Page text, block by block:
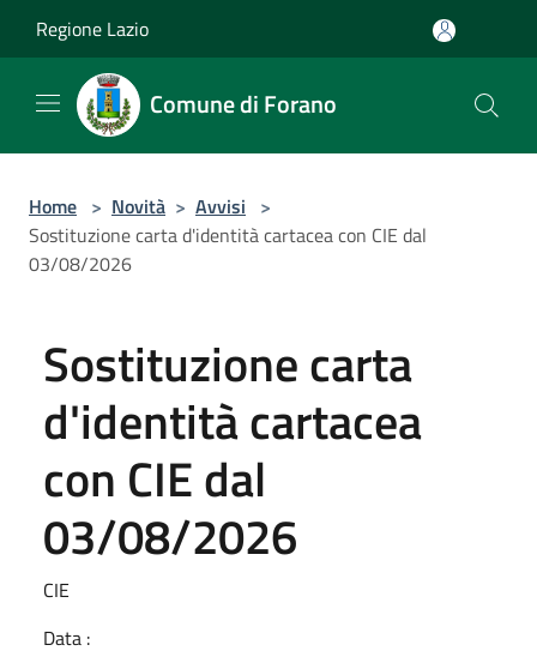
Regione Lazio
Comune di Forano
Home > Novità > Avvisi >
Sostituzione carta d'identità cartacea con CIE dal
03/08/2026
Sostituzione carta
d'identità cartacea
con CIE dal
03/08/2026
CIE
Data :